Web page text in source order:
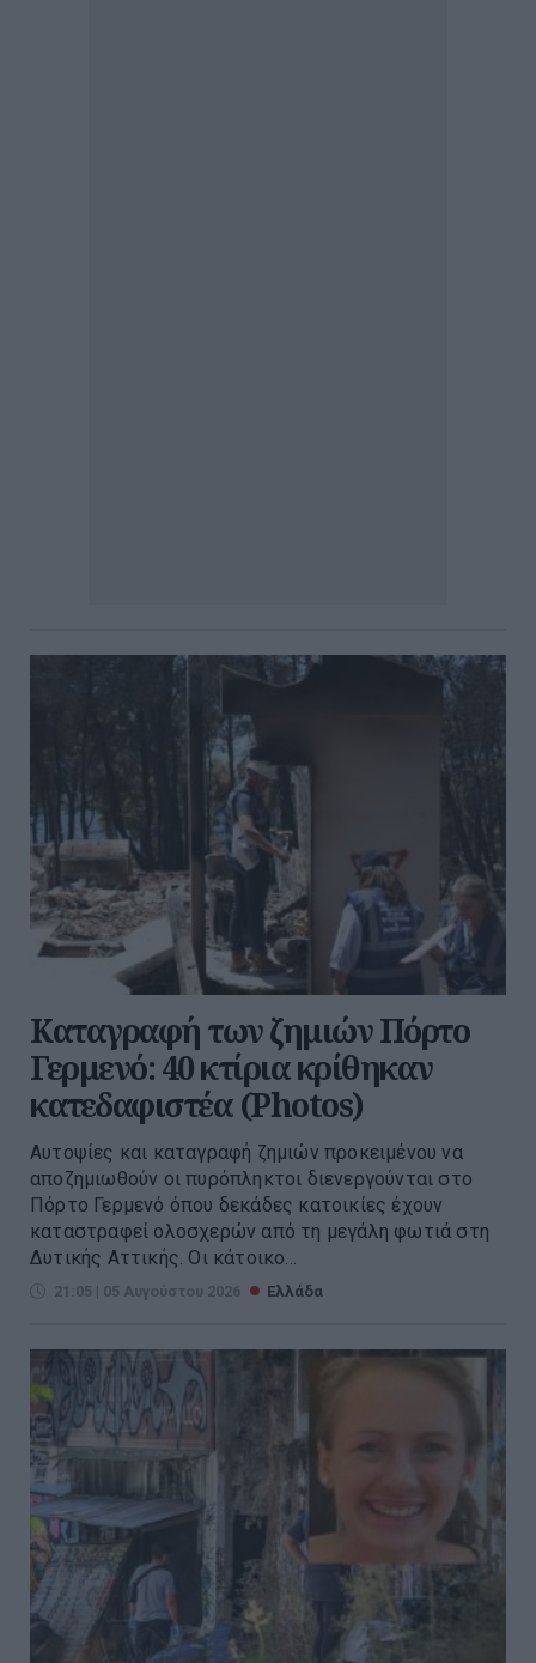
Καταγραφή των ζημιών Πόρτο
Γερμενό: 40 κτίρια κρίθηκαν
κατεδαφιστέα (Photos)
Αυτοψίες και καταγραφή ζημιών προκειμένου να
αποζημιωθούν οι πυρόπληκτοι διενεργούνται στο
Πόρτο Γερμενό όπου δεκάδες κατοικίες έχουν
καταστραφεί ολοσχερών από τη μεγάλη φωτιά στη
Δυτικής Αττικής. Οι κάτοικο...
21:05 | 05 Αυγούστου 2026 Ελλάδα